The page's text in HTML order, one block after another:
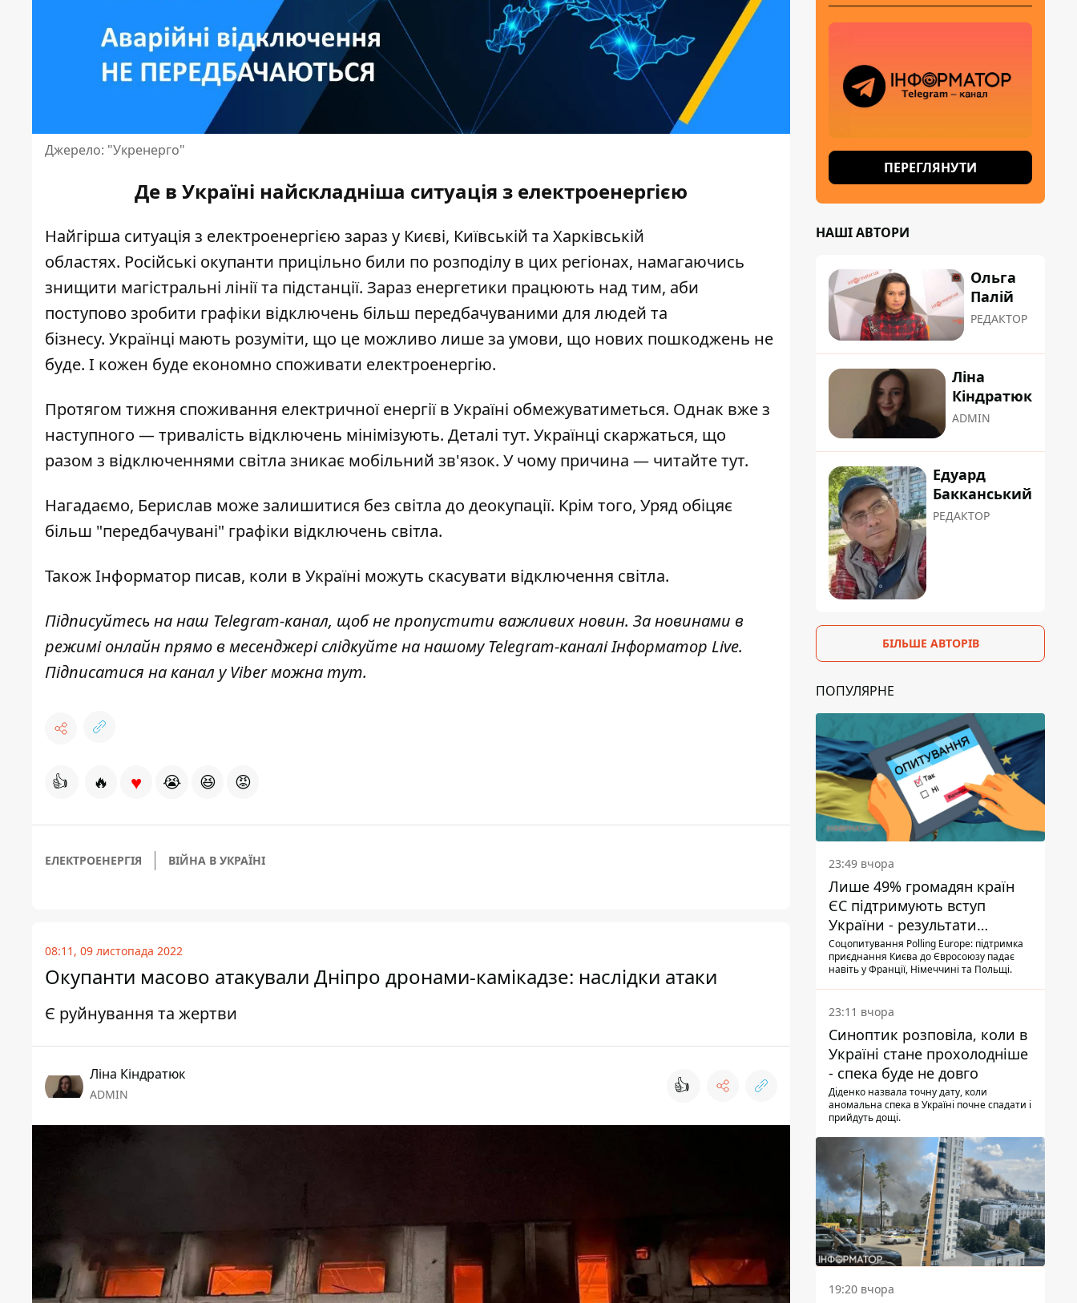
Джерело: "Укренерго"
Де в Україні найскладніша ситуація з електроенергією
Найгірша ситуація з електроенергією зараз у Києві, Київській та Харківській
областях. Російські окупанти прицільно били по розподілу в цих регіонах, намагаючись
знищити магістральні лінії та підстанції. Зараз енергетики працюють над тим, аби
поступово зробити графіки відключень більш передбачуваними для людей та
бізнесу. Українці мають розуміти, що це можливо лише за умови, що нових пошкоджень не
буде. І кожен буде економно споживати електроенергію.
Протягом тижня споживання електричної енергії в Україні обмежуватиметься. Однак вже з
наступного — тривалість відключень мінімізують. Деталі тут. Українці скаржаться, що
разом з відключеннями світла зникає мобільний зв'язок. У чому причина — читайтетут.
Нагадаємо, Берислав може залишитися без світла до деокупації. Крім того, Уряд обіцяє
більш "передбачувані" графіки відключень світла.
ТакожІнформатор писав, коли в Україні можуть скасувати відключення світла.
Підписуйтесь на наш Telegram-канал, щоб не пропустити важливих новин. За новинами в
режимі онлайн прямо в месенджері слідкуйте на нашому Telegram-каналіІнформатор Live.
Підписатися на канал у Viber можнатут.
👍 🔥 ♥ 😭 😆 😡
ЕЛЕКТРОЕНЕРГІЯ ВІЙНА В УКРАЇНІ
08:11, 09 листопада 2022
Окупанти масово атакували Дніпро дронами-камікадзе: наслідки атаки
Є руйнування та жертви
Ліна Кіндратюк
ADMIN 👍
ПЕРЕГЛЯНУТИ
НАШІ АВТОРИ
Ольга
Палій
РЕДАКТОР
Ліна
Кіндратюк
ADMIN
Едуард
Бакканський
РЕДАКТОР
БІЛЬШЕ АВТОРІВ
ПОПУЛЯРНЕ
23:49 вчора
Лише 49% громадян країн
ЄС підтримують вступ
України - результати
опитування
Соцопитування Polling Europe: підтримка
приєднання Києва до Євросоюзу падає
навіть у Франції, Німеччині та Польщі.
23:11 вчора
Синоптик розповіла, коли в
Україні стане прохолодніше
- спека буде не довго
Діденко назвала точну дату, коли
аномальна спека в Україні почне спадати і
прийдуть дощі.
19:20 вчора